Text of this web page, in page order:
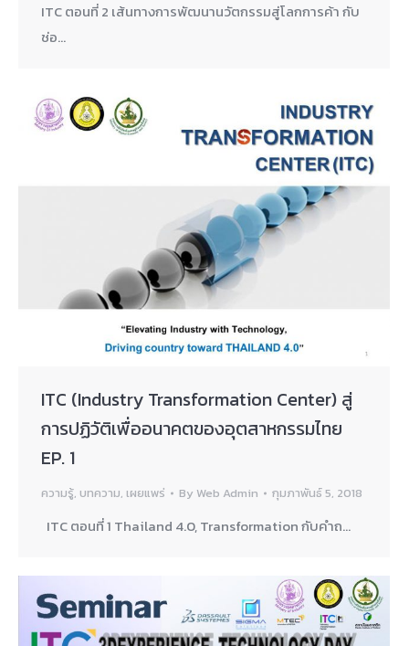
ITC ตอนที่ 2 เส้นทางการพัฒนานวัตกรรมสู่โลกการค้า กับ
ช่อ…
ITC (Industry Transformation Center) สู่
การปฏิวัติเพื่ออนาคตของอุตสาหกรรมไทย
EP. 1
ความรู้, บทความ, เผยแพร่ By Web Admin กุมภาพันธ์ 5, 2018
ITC ตอนที่ 1 Thailand 4.0, Transformation กับคำถ…